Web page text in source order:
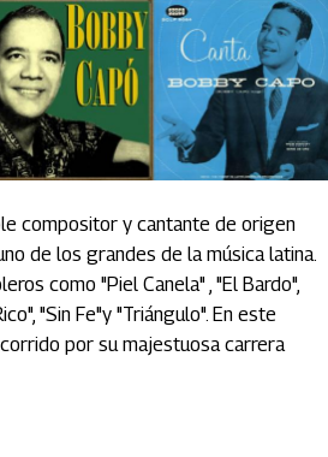
compositor y cantante de origen
de los grandes de la música latina.
como "Piel Canela" , "El Bardo",
"Sin Fe"y "Triángulo". En este
por su majestuosa carrera